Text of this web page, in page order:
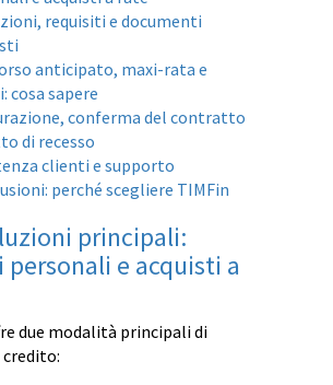
requisiti e documenti
anticipato, maxi-rata e
cosa sapere
conferma del contratto
di recesso
clienti e supporto
perché scegliere TIMFin
principali:
e acquisti a
due modalità principali di
credito: